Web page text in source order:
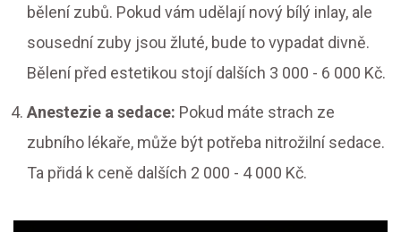
bělení zubů. Pokud vám udělají nový bílý inlay, ale
sousední zuby jsou žluté, bude to vypadat divně.
Bělení před estetikou stojí dalších 3 000 - 6 000 Kč.
Anestezie a sedace: Pokud máte strach ze
zubního lékaře, může být potřeba nitrožilní sedace.
Ta přidá k ceně dalších 2 000 - 4 000 Kč.